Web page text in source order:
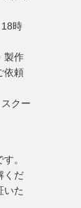
時
製作
依頼
クー
。
くだ
いた